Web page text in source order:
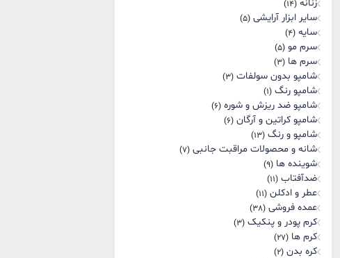
زنانه (14)
سایر ابزار آرایشی (5)
سایه (4)
سرم مو (5)
سرم ها (3)
شامپو بدون سولفات (3)
شامپو رنگ (1)
شامپو ضد ریزش و شوره (6)
شامپو کراتین و آرگان (6)
شامپو و رنگ (13)
شانه و محصولات مراقبت جانبی (7)
شوینده ها (9)
ضدآفتاب (11)
عطر و ادکلن (11)
عمده فروشی (38)
کرم پودر و پنکیک (3)
کرم ها (27)
کره بدن (2)